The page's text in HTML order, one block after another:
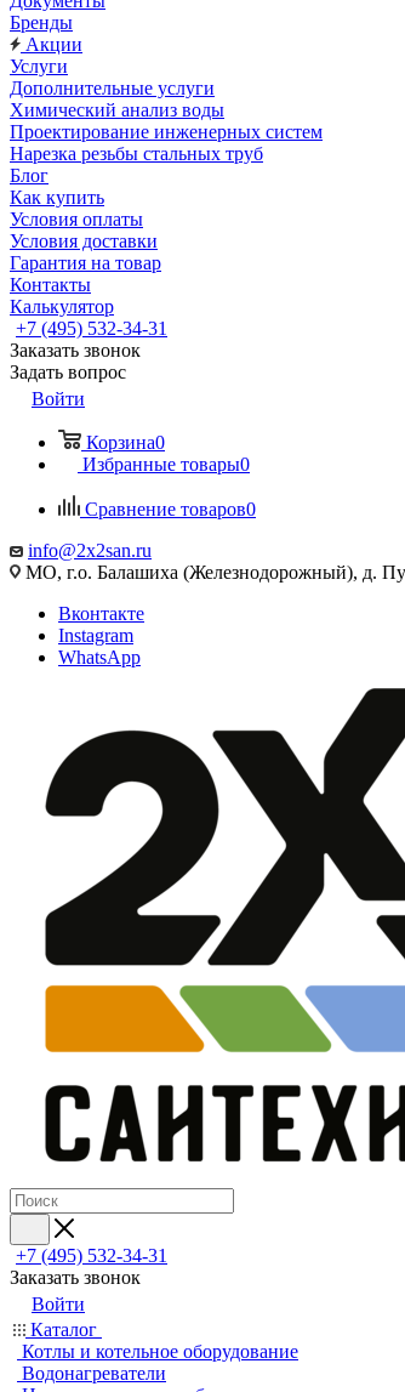
Бренды
Акции
Услуги
Дополнительные услуги
Химический анализ воды
Проектирование инженерных систем
Нарезка резьбы стальных труб
Блог
Как купить
Условия оплаты
Условия доставки
Гарантия на товар
Контакты
Калькулятор
+7 (495) 532‑34‑31
Заказать звонок
Задать вопрос
Войти
Корзина0
Избранные товары0
Сравнение товаров0
info@2x2san.ru
МО, г.о. Балашиха (Железнодорожный), д.
Вконтакте
Instagram
WhatsApp
+7 (495) 532‑34‑31
Заказать звонок
Войти
Каталог
Котлы и котельное оборудование
Водонагреватели